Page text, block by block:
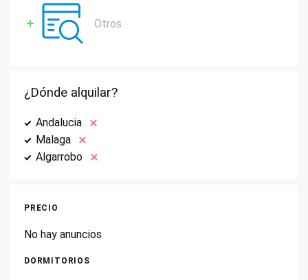
Otros
¿Dónde alquilar?
Andalucia
Malaga
Algarrobo
PRECIO
No hay anuncios
DORMITORIOS